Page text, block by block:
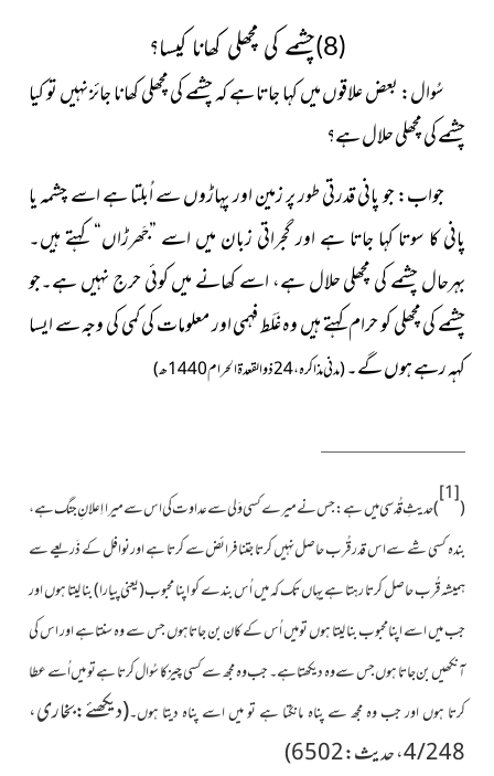
(8)چشمے کی مچھلی کھانا کیسا؟
سُوال: بعض علاقوں میں کہا جاتا ہے کہ چشمے کی مچھلی کھانا جائز نہیں تو کیا
چشمے کی مچھلی حلال ہے؟
جواب: جو پانی قدرتی طور پر زمین اور پہاڑوں سے اُبلتا ہے اسے چشمہ یا
پانی کا سوتا کہا جاتا ہے اور گجراتی زبان میں اسے ”جَھرڑاں“ کہتے ہیں۔
بہرحال چشمے کی مچھلی حلال ہے، اسے کھانے میں کوئی حرج نہیں ہے۔جو
چشمے کی مچھلی کو حرام کہتے ہیں وہ غَلَط فہمی اور معلومات کی کمی کی وجہ سے ایسا
کہہ رہے ہوں گے۔(مدنی مذاکرہ، 24ذوالقعدۃ الحرام 1440ھ)
(
[1]
)حدىثِ قُدسى مىں ہے:جس نے مىرے کسی وَلى سے عداوت کى اس سے مىرا اِعلانِ جنگ ہے،
بندہ کسی شے سے اس قدر قُرب حاصل نہیں کرتا جتنا فرائض سے کرتا ہے اور نوافل کے ذَریعے سے
ہمیشہ قُرب حاصل کرتا رہتا ہے ىہاں تک کہ مىں اُس بندے کو اپنا محبوب(یعنی پیارا) بنا لىتا ہوں اور
جب مىں اسے اپنا محبوب بنا لىتا ہوں تو میں اُس کے کان بن جاتا ہوں جس سے وہ سنتا ہے اور اس کى
آنکھىں بن جاتا ہوں جس سے وہ دىکھتا ہے۔ جب وہ مجھ سے کسی چیز کا سُوال کرتا ہے تو میں اُسے عطا
کرتا ہوں اور جب وہ مجھ سے پناہ مانگتا ہے تو مىں اسے پناہ دىتا ہوں۔(دیکھئے:بخاری،
4/248، حدیث:6502)